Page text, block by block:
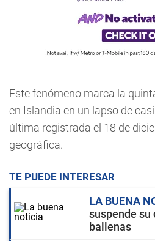
Este fenómeno marca la
en Islandia en un lapso de
última registrada el 18 de
geográfica.
TE PUEDE INTERESAR
LA BUENA
suspende su
ballenas